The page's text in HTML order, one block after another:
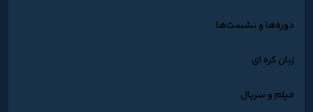
دوره‌ها و نشست‌ها
زبان کره ای
فیلم و سریال